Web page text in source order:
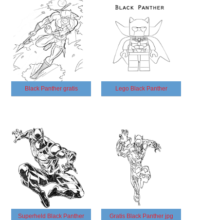
Black Panther gratis Lego Black Panther
Superheld Black Panther Gratis Black Panther jpg